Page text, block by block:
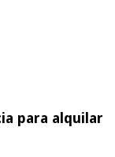
para alquilar